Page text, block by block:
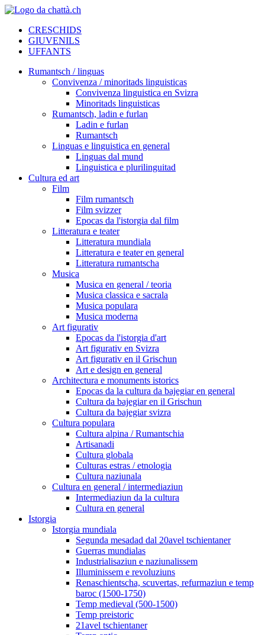
CRESCHIDS
GIUVENILS
UFFANTS
Rumantsch / linguas
Convivenza / minoritads linguisticas
Convivenza linguistica en Svizra
Minoritads linguisticas
Rumantsch, ladin e furlan
Ladin e furlan
Rumantsch
Linguas e linguistica en general
Linguas dal mund
Linguistica e plurilinguitad
Cultura ed art
Film
Film rumantsch
Film svizzer
Epocas da l'istorgia dal film
Litteratura e teater
Litteratura mundiala
Litteratura e teater en general
Litteratura rumantscha
Musica
Musica en general / teoria
Musica classica e sacrala
Musica populara
Musica moderna
Art figurativ
Epocas da l'istorgia d'art
Art figurativ en Svizra
Art figurativ en il Grischun
Art e design en general
Architectura e monuments istorics
Epocas da la cultura da bajegiar en general
Cultura da bajegiar en il Grischun
Cultura da bajegiar svizra
Cultura populara
Cultura alpina / Rumantschia
Artisanadi
Cultura globala
Culturas estras / etnologia
Cultura naziunala
Cultura en general / intermediaziun
Intermediaziun da la cultura
Cultura en general
Istorgia
Istorgia mundiala
Segunda mesadad dal 20avel tschientaner
Guerras mundialas
Industrialisaziun e naziunalissem
Illuminissem e revoluziuns
Renaschientscha, scuvertas, refurmaziun e temp
baroc (1500-1750)
Temp medieval (500-1500)
Temp preistoric
21avel tschientaner